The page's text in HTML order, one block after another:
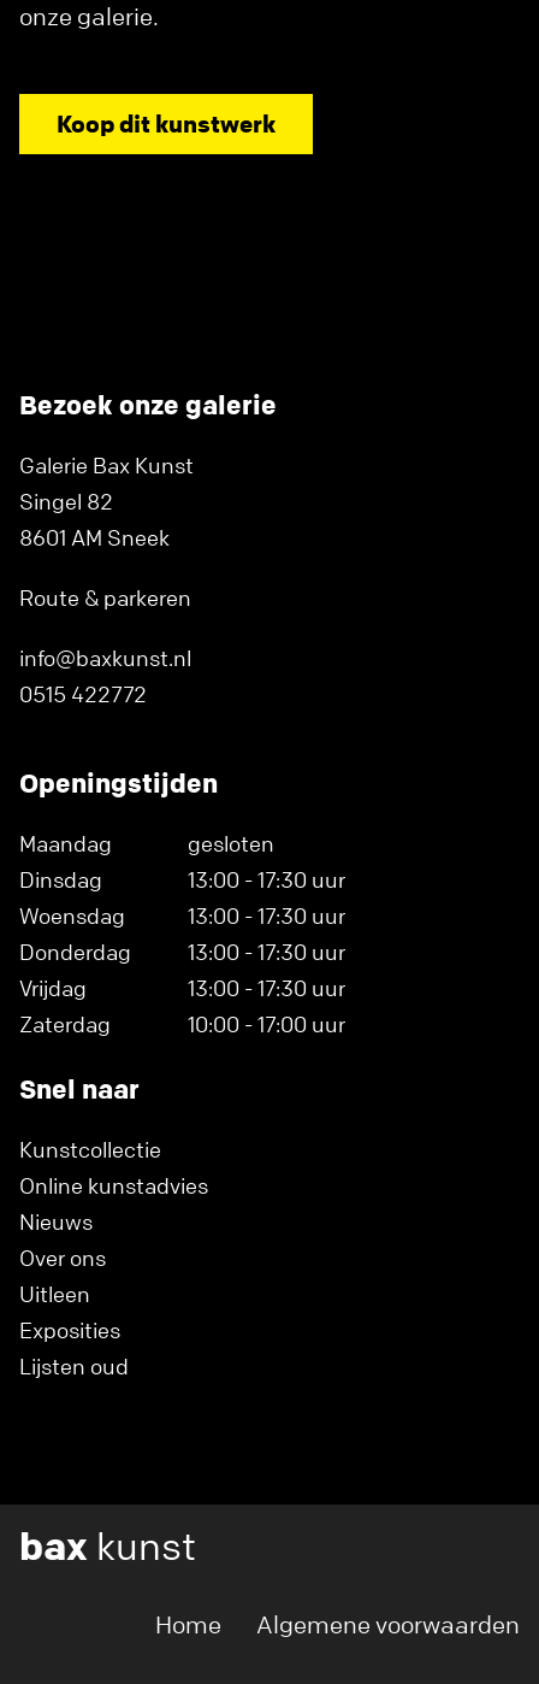
onze galerie.
Koop dit kunstwerk
Bezoek onze galerie
Galerie Bax Kunst
Singel 82
8601 AM Sneek
Route & parkeren
info@baxkunst.nl
0515 422772
Openingstijden
Maandag
gesloten
Dinsdag
13:00 - 17:30 uur
Woensdag
13:00 - 17:30 uur
Donderdag
13:00 - 17:30 uur
Vrijdag
13:00 - 17:30 uur
Zaterdag
10:00 - 17:00 uur
Snel naar
Kunstcollectie
Online kunstadvies
Nieuws
Over ons
Uitleen
Exposities
Lijsten oud
bax kunst
Home Algemene voorwaarden